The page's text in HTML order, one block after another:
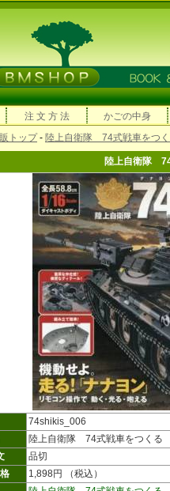
注 文 方 法 かごの中身
トップ- 陸上自衛隊 74式戦車をつ
陸上自衛隊
74shikis_006
陸上自衛隊 74式戦車をつくる
品切
1,898円 （税込）